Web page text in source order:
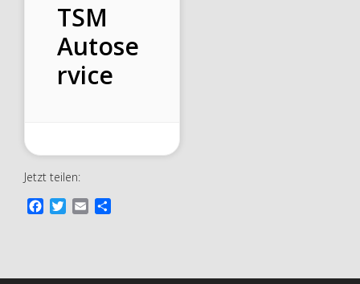
TSM
Autose
rvice
Jetzt teilen: